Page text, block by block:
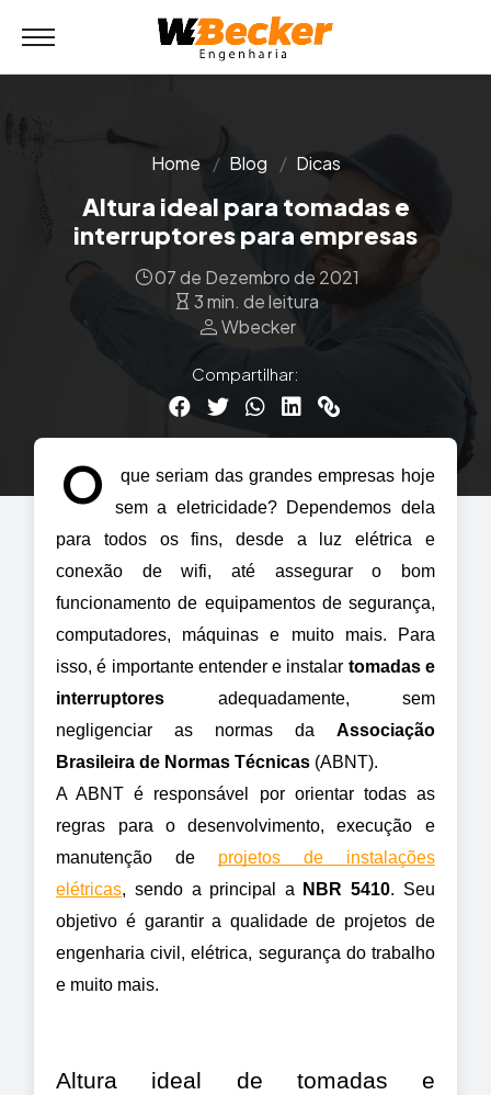
Home Blog Dicas
Altura ideal para tomadas e
interruptores para empresas
07 de Dezembro de 2021
3 min. de leitura
personWbecker
Compartilhar:
O
que seriam das grandes empresas hoje
sem a eletricidade? Dependemos dela
para todos os fins, desde a luz elétrica e
conexão de wifi, até assegurar o bom
funcionamento de equipamentos de segurança,
computadores, máquinas e muito mais. Para
isso, é importante entender e instalar tomadas e
interruptores adequadamente, sem
negligenciar as normas da Associação
Brasileira de Normas Técnicas (ABNT).
A ABNT é responsável por orientar todas as
regras para o desenvolvimento, execução e
manutenção de projetos de instalações
elétricas, sendo a principal a NBR 5410. Seu
objetivo é garantir a qualidade de projetos de
engenharia civil, elétrica, segurança do trabalho
e muito mais.
Altura ideal de tomadas e